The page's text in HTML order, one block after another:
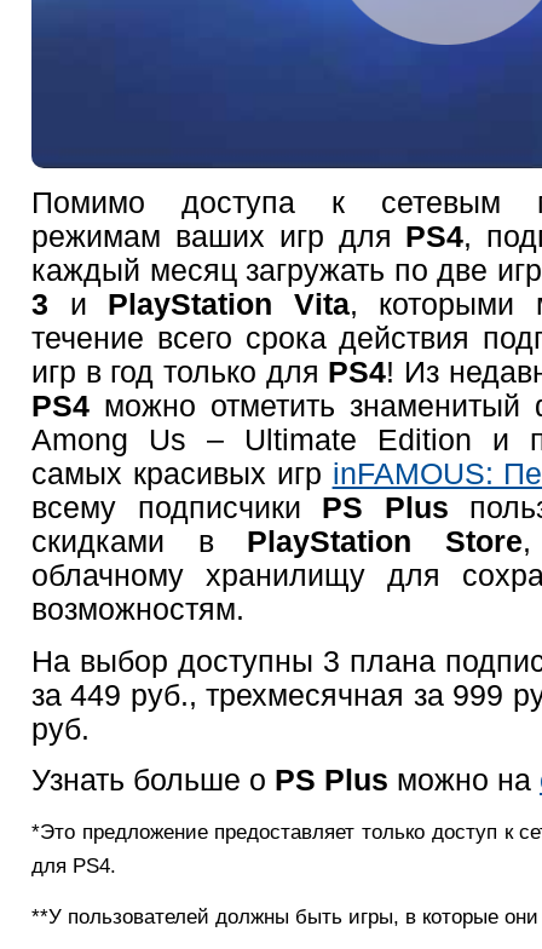
Помимо доступа к сетевым
режимам ваших игр для PS4,
каждый месяц загружать по две
3 и PlayStation Vita, которыми
течение всего срока действия
игр в год только для PS4! Из
PS4 можно отметить знаменитый
Among Us – Ultimate Edition и
самых красивых игр inFAMOUS:
всему подписчики PS Plus
скидками в PlayStation Store,
облачному хранилищу для
возможностям.
На выбор доступны 3 плана
за 449 руб., трехмесячная за 999
руб.
Узнать больше о PS Plus можно на
*Это предложение предоставляет только доступ к
для PS4.
**У пользователей должны быть игры, в которые они